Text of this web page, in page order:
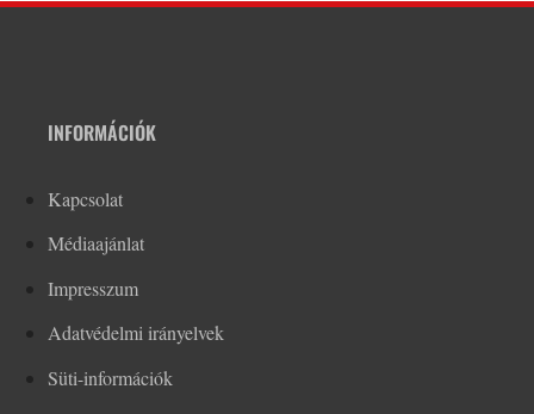
INFORMÁCIÓK
Kapcsolat
Médiaajánlat
Impresszum
Adatvédelmi irányelvek
Süti-információk